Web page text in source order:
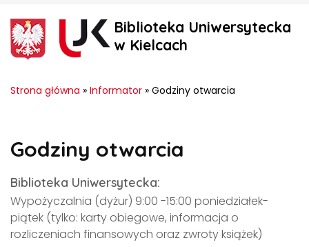
Biblioteka Uniwersytecka
w Kielcach
Strona główna » Informator » Godziny otwarcia
Godziny otwarcia
Biblioteka Uniwersytecka:
Wypożyczalnia (dyżur) 9:00 -15:00 poniedziałek-
piątek (tylko: karty obiegowe, informacja o
rozliczeniach finansowych oraz zwroty książek)